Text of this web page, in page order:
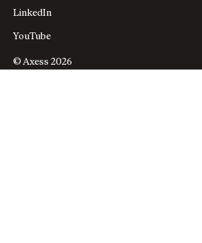
LinkedIn
YouTube
© Axess 2026